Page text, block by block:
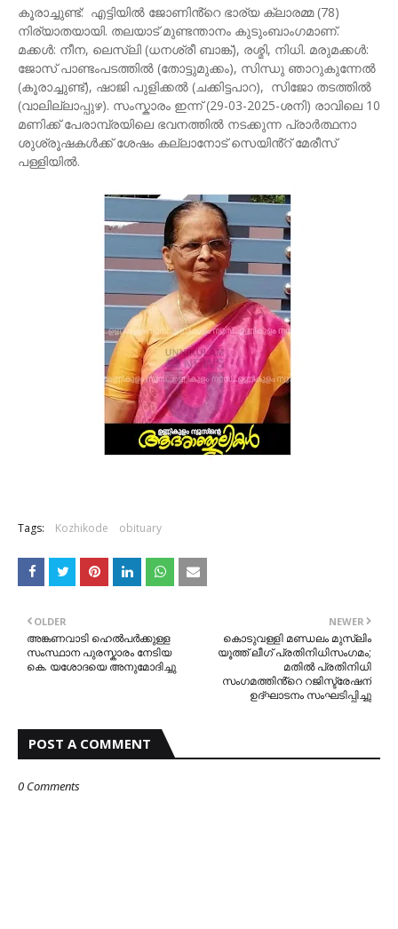
കൂരാച്ചുണ്ട്: എട്ടിയിൽ ജോണിൻ്റെ ഭാര്യ ക്ലാരമ്മ (78)
നിര്യാതയായി. തലയാട് മുണ്ടന്താനം കുടുംബാംഗമാണ്.
മക്കൾ: നീന, ലെസ്‌ലി (ധനശ്രീ ബാങ്ക്), രശ്മി, നിധി. മരുമക്കൾ:
ജോസ് പാണ്ടംപടത്തിൽ (തോട്ടുമുക്കം), സിന്ധു ഞാറുകുന്നേൽ
(കൂരാച്ചുണ്ട്), ഷാജി പുളിക്കൽ (ചക്കിട്ടപാറ), സിജോ തടത്തിൽ
(വാലില്ലാപ്പുഴ). സംസ്കാരം ഇന്ന് (29-03-2025-ശനി) രാവിലെ 10
മണിക്ക് പേരാമ്പ്രയിലെ ഭവനത്തിൽ നടക്കുന്ന പ്രാർത്ഥനാ
ശുശ്രൂഷകൾക്ക് ശേഷം കല്ലാനോട് സെയിൻ്റ് മേരീസ്
പള്ളിയിൽ.
Tags: Kozhikode obituary
NEWER
കൊടുവള്ളി മണ്ഡലം മുസ്ലിം
യൂത്ത് ലീഗ് പ്രതിനിധിസംഗമം;
മതിൽ പ്രതിനിധി
സംഗമത്തിൻ്റെ റജിസ്ട്രേഷന്
ഉദ്ഘാടനം സംഘടിപ്പിച്ചു
OLDER
അങ്കണവാടി ഹെൽപർക്കുള്ള
സംസ്ഥാന പുരസ്കാരം നേടിയ
കെ. യശോദയെ അനുമോദിച്ചു
POST A COMMENT
0 Comments